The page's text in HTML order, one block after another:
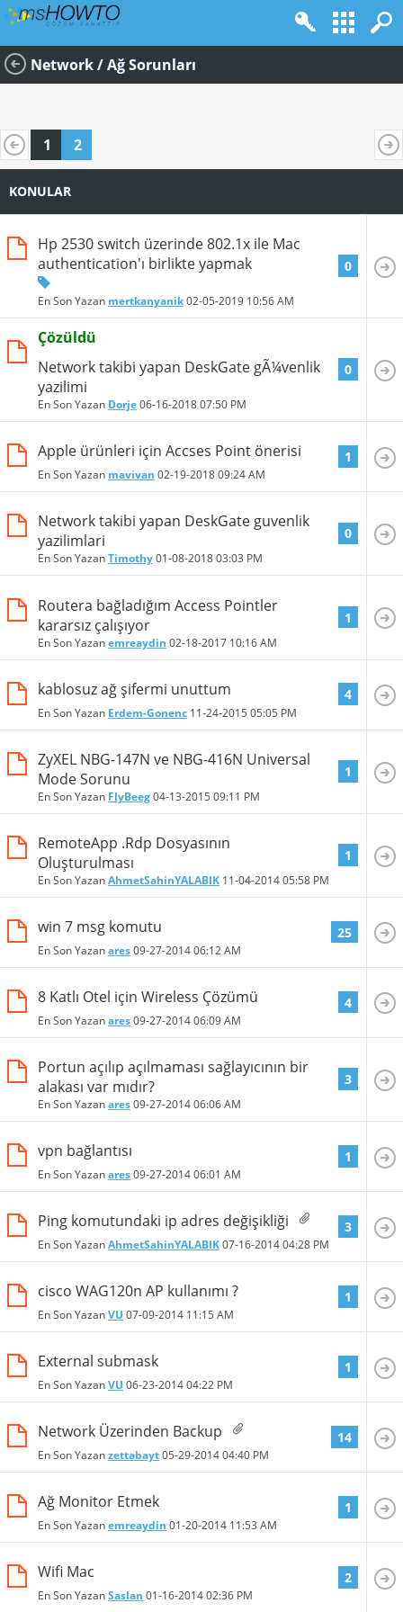
Network / Ağ Sorunları
1 2
KONULAR
Hp 2530 switch üzerinde 802.1x ile Mac
authentication'ı birlikte yapmak
En Son Yazan mertkanyanik02-05-2019 10:56 AM
0
Çözüldü
Network takibi yapan DeskGate gÃ¼venlik
yazilimi
En Son Yazan Dorje06-16-201807:50 PM
0
Apple ürünleri için Accses Point önerisi
En Son Yazan mavivan 02-19-201809:24 AM
1
Network takibi yapan DeskGate guvenlik
yazilimlari
En Son YazanTimothy01-08-201803:03 PM
0
Routera bağladığım Access Pointler
kararsız çalışıyor
En Son Yazanemreaydin 02-18-2017 10:16 AM
1
kablosuz ağ şifermi unuttum
En Son Yazan Erdem-Gonenc 11-24-2015 05:05 PM
4
ZyXEL NBG-147N ve NBG-416N Universal
Mode Sorunu
En Son Yazan FlyBeeg04-13-2015 09:11 PM
1
RemoteApp .Rdp Dosyasının
Oluşturulması
En Son YazanAhmetSahinYALABIK 11-04-201405:58 PM
1
win 7 msg komutu
En Son Yazanares09-27-201406:12 AM
25
8 Katlı Otel için Wireless Çözümü
En Son Yazanares09-27-201406:09 AM
4
Portun açılıp açılmaması sağlayıcının bir
alakası var mıdır?
En Son Yazanares09-27-201406:06 AM
3
vpn bağlantısı
En Son Yazanares09-27-201406:01 AM
1
Ping komutundaki ip adres değişikliği
En Son YazanAhmetSahinYALABIK07-16-201404:28 PM
3
cisco WAG120n AP kullanımı ?
En Son YazanVU 07-09-2014 11:15 AM
1
External submask
En Son YazanVU 06-23-201404:22 PM
1
Network Üzerinden Backup
En Son Yazanzettabayt05-29-201404:40 PM
14
Ağ Monitor Etmek
En Son Yazanemreaydin 01-20-2014 11:53 AM
1
Wifi Mac
En Son YazanSaslan 01-16-201402:36 PM
2